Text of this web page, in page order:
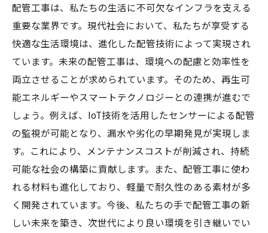
配管工事は、私たちの生活に不可欠なインフラを支える
重要な業界です。現代社会において、私たちが享受する
快適な生活環境は、進化した配管技術によって実現され
ています。未来の配管工事は、環境への配慮と効率性を
両立させることが求められています。そのため、再生可
能エネルギーやスマートテクノロジーとの連携が進むで
しょう。例えば、IoT技術を活用したセンサーによる配管
の監視が可能となり、漏水や劣化の早期発見が実現しま
す。これにより、メンテナンスコストが削減され、持続
可能な社会の構築に貢献します。また、配管工事に使わ
れる材料も進化しており、軽量で耐久性のある素材が多
く開発されています。今後、私たちの手で配管工事の新
しい未来を築き、次世代により良い環境を引き継いでい